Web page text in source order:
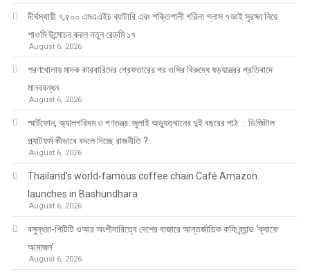
দীর্ঘস্থায়ী ৭,৫০০ এমএএইচ ব্যাটারি এবং শক্তিশালী গরিলা গ্লাস ৭আই সুরক্ষা নিয়ে
শাওমি উন্মোচন করল নতুন রেডমি ১৭
August 6, 2026
শরণখোলায় মাদক কারবারিদের গ্রেফতারের পর ওসির বিরুদ্ধে ষড়যন্ত্রের প্রতিবাদে
মানববন্ধন
August 6, 2026
স্মার্টফোন, অ্যালগরিদম ও গণতন্ত্র: জুলাই অভ্যুত্থানের দুই বছরের পাঠ : ডিজিটাল
প্ল্যাটফর্ম কীভাবে বদলে দিচ্ছে রাজনীতি ?
August 6, 2026
Thailand’s world-famous coffee chain Café Amazon
launches in Bashundhara
August 6, 2026
বসুন্ধরা-পিটিটি ওআর অংশীদারিত্বে দেশের বাজারে আন্তর্জাতিক কফি ব্র্যান্ড ‘ক্যাফে
আমাজন’
August 6, 2026